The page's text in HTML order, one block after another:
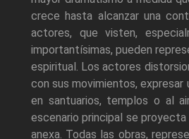
crece hasta alcanzar una
actores, que visten,
importantísimas, pueden
espiritual. Los actores
con sus movimientos,
en santuarios, templos o al
escenario principal se
anexa. Todas las obras,